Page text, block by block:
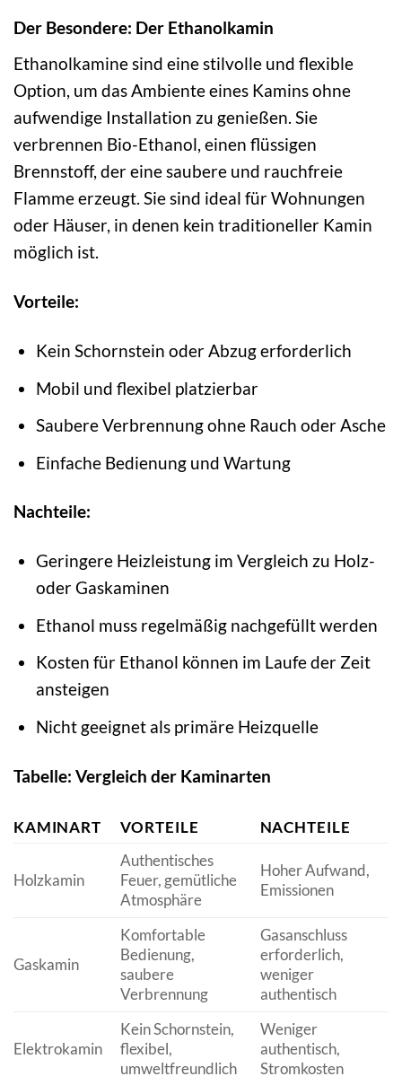
Der Besondere: Der Ethanolkamin
Ethanolkamine sind eine stilvolle und flexible
Option, um das Ambiente eines Kamins ohne
aufwendige Installation zu genießen. Sie
verbrennen Bio-Ethanol, einen flüssigen
Brennstoff, der eine saubere und rauchfreie
Flamme erzeugt. Sie sind ideal für Wohnungen
oder Häuser, in denen kein traditioneller Kamin
möglich ist.
Vorteile:
Kein Schornstein oder Abzug erforderlich
Mobil und flexibel platzierbar
Saubere Verbrennung ohne Rauch oder Asche
Einfache Bedienung und Wartung
Nachteile:
Geringere Heizleistung im Vergleich zu Holz-
oder Gaskaminen
Ethanol muss regelmäßig nachgefüllt werden
Kosten für Ethanol können im Laufe der Zeit
ansteigen
Nicht geeignet als primäre Heizquelle
Tabelle: Vergleich der Kaminarten
KAMINART VORTEILE NACHTEILE
Holzkamin
Authentisches
Feuer, gemütliche
Atmosphäre
Hoher Aufwand,
Emissionen
Gaskamin
Komfortable
Bedienung,
saubere
Verbrennung
Gasanschluss
erforderlich,
weniger
authentisch
Elektrokamin
Kein Schornstein,
flexibel,
umweltfreundlich
Weniger
authentisch,
Stromkosten